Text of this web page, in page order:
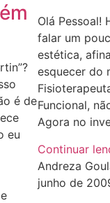
é de
eu
Olá Pessoal!
falar um
estética,
esquecer do
Funcional,
Agora no
Continuar
Andreza
junho de